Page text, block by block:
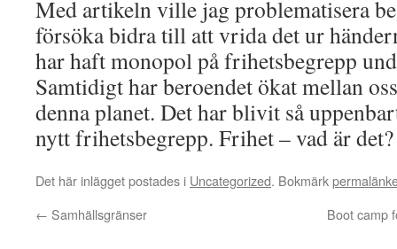
Med artikeln ville jag problematisera
försöka bidra till att vrida det ur
har haft monopol på frihetsbegrepp
Samtidigt har beroendet ökat mellan
denna planet. Det har blivit så
nytt frihetsbegrepp. Frihet – vad är det?
Det här inlägget postades i Uncategorized. Bokmärk
← Samhällsgränser Boot camp